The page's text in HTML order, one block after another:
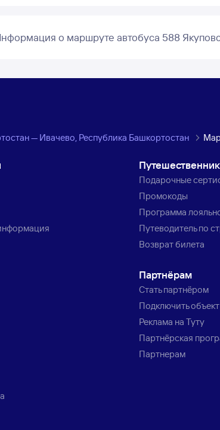
о маршруте автобуса 588
— Ивачево, Республика Башкортостан
Подарочные
Промокоды
Программа
Путеводитель по
Возврат билета
Партнёрам
Стать партнёром
Подключить
Реклама на Туту
Партнёрская
Партнерам